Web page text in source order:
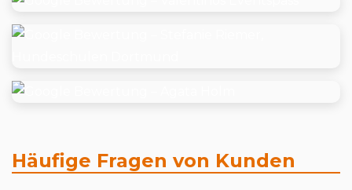
Häufige Fragen von Kunden